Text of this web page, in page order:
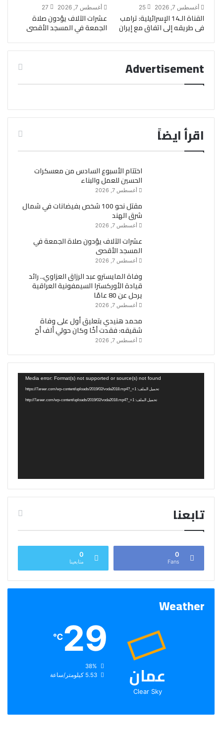
أغسطس 7, 2026 25
القناة الـ14 الإسرائيلية: ترامب
فى طريقه إلى اتفاق مع إيران
أغسطس 7, 2026 27
عشرات الآلاف يؤدون صلاة
الجمعة في المسجد الأقصى
Advertisement
اقرأ ايضاً
اختتام الأسبوع السادس من معسكرات
الحسين للعمل والبناء
أغسطس 7, 2026
مقتل نحو 100 شخص بفيضانات في شمال
شرق الهند
أغسطس 7, 2026
عشرات الآلاف يؤدون صلاة الجمعة في
المسجد الأقصى
أغسطس 7, 2026
وفاة المايسترو عبد الرزاق العزاوي.. رائد
قيادة الأوركسترا السيمفونية العراقية
يرحل عن 80 عامًا
أغسطس 7, 2026
محمد هنيدي بتعليق أول على وفاة
شقيقه: فقدت أخًا وكان حولي ألف أخ
أغسطس 7, 2026
Media error: Format(s) not supported or source(s) not found
تحميل الملف: https://7areer.com/wp-content/uploads/2019/02/voda2018.mp4?_=1
تحميل الملف: http://7areer.com/wp-content/uploads/2019/02/voda2018.mp4?_=1
تابعنا
0
Fans
0
متابعينا
Weather
عمان
Clear Sky
29
℃
الرطوبة:
الرياح:5.53 كيلومتر/ساعة